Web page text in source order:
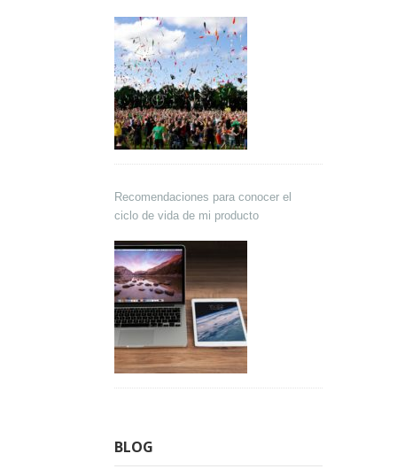
Recomendaciones para conocer el
ciclo de vida de mi producto
BLOG